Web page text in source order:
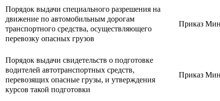
Порядок выдачи специального разрешения на
движение по автомобильным дорогам
транспортного средства, осуществляющего
перевозку опасных грузов
Приказ
Порядок выдачи свидетельств о подготовке
водителей автотранспортных средств,
перевозящих опасные грузы, и утверждения
курсов такой подготовки
Приказ